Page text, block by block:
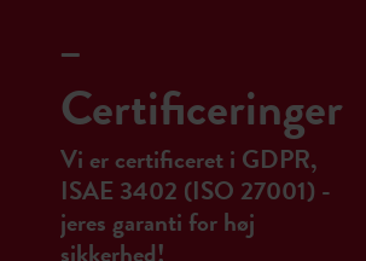
_
Certificeringer
Vi er certificeret i GDPR,
ISAE 3402 (ISO 27001) -
jeres garanti for høj